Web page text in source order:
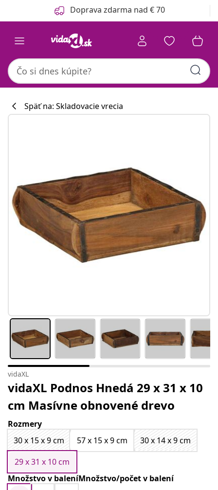
Predchádzajúce Doprava zdarma nad € 70
Späť na: Skladovacie vrecia
vidaXL
vidaXL Podnos Hnedá 29 x 31 x 10
cm Masívne obnovené drevo
Rozmery
30 x 15 x 9 cm
57 x 15 x 9 cm
30 x 14 x 9 cm
29 x 31 x 10 cm
Množstvo v baleníMnožstvo/počet v balení